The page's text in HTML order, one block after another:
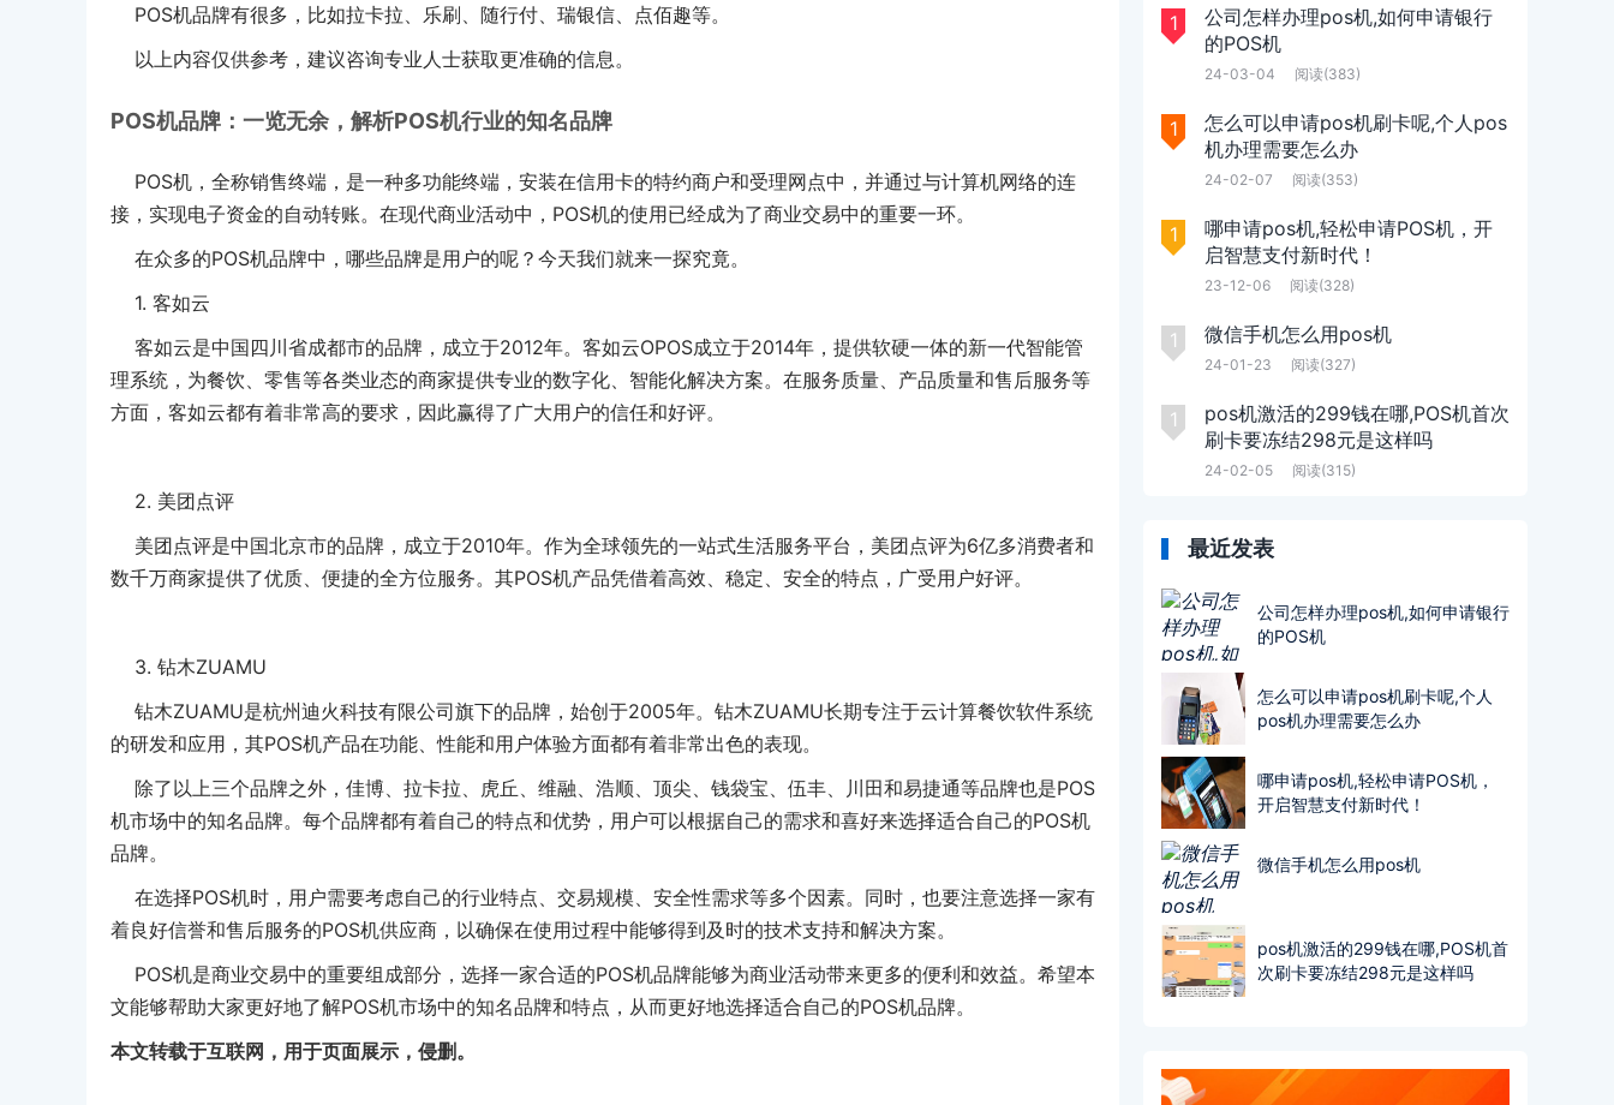
POS机品牌有很多，比如拉卡拉、乐刷、随行付、瑞银信、点佰趣等。
以上内容仅供参考，建议咨询专业人士获取更准确的信息。
POS机品牌：一览无余，解析POS机行业的知名品牌
POS机，全称销售终端，是一种多功能终端，安装在信用卡的特约商户和受理网点中，并通过与计算机网络的连
接，实现电子资金的自动转账。在现代商业活动中，POS机的使用已经成为了商业交易中的重要一环。
在众多的POS机品牌中，哪些品牌是用户的呢？今天我们就来一探究竟。
1. 客如云
客如云是中国四川省成都市的品牌，成立于2012年。客如云OPOS成立于2014年，提供软硬一体的新一代智能管
理系统，为餐饮、零售等各类业态的商家提供专业的数字化、智能化解决方案。在服务质量、产品质量和售后服务等
方面，客如云都有着非常高的要求，因此赢得了广大用户的信任和好评。
2. 美团点评
美团点评是中国北京市的品牌，成立于2010年。作为全球领先的一站式生活服务平台，美团点评为6亿多消费者和
数千万商家提供了优质、便捷的全方位服务。其POS机产品凭借着高效、稳定、安全的特点，广受用户好评。
3. 钻木ZUAMU
钻木ZUAMU是杭州迪火科技有限公司旗下的品牌，始创于2005年。钻木ZUAMU长期专注于云计算餐饮软件系统
的研发和应用，其POS机产品在功能、性能和用户体验方面都有着非常出色的表现。
除了以上三个品牌之外，佳博、拉卡拉、虎丘、维融、浩顺、顶尖、钱袋宝、伍丰、川田和易捷通等品牌也是POS
机市场中的知名品牌。每个品牌都有着自己的特点和优势，用户可以根据自己的需求和喜好来选择适合自己的POS机
品牌。
在选择POS机时，用户需要考虑自己的行业特点、交易规模、安全性需求等多个因素。同时，也要注意选择一家有
着良好信誉和售后服务的POS机供应商，以确保在使用过程中能够得到及时的技术支持和解决方案。
POS机是商业交易中的重要组成部分，选择一家合适的POS机品牌能够为商业活动带来更多的便利和效益。希望本
文能够帮助大家更好地了解POS机市场中的知名品牌和特点，从而更好地选择适合自己的POS机品牌。
本文转载于互联网，用于页面展示，侵删。
1
公司怎样办理pos机,如何申请银行
的POS机
24-03-04 阅读(383)
1
怎么可以申请pos机刷卡呢,个人pos
机办理需要怎么办
24-02-07 阅读(353)
1
哪申请pos机,轻松申请POS机，开
启智慧支付新时代！
23-12-06 阅读(328)
1 微信手机怎么用pos机
24-01-23 阅读(327)
1
pos机激活的299钱在哪,POS机首次
刷卡要冻结298元是这样吗
24-02-05 阅读(315)
最近发表
公司怎样办理pos机,如何申请银行
的POS机
怎么可以申请pos机刷卡呢,个人
pos机办理需要怎么办
哪申请pos机,轻松申请POS机，
开启智慧支付新时代！
微信手机怎么用pos机
pos机激活的299钱在哪,POS机首
次刷卡要冻结298元是这样吗